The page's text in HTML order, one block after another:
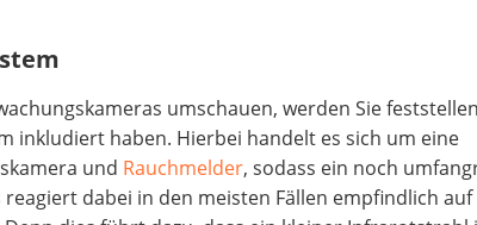
umschauen, werden Sie
inkludiert haben. Hierbei handelt es sich um eine
und Rauchmelder, sodass ein noch
dabei in den meisten Fällen empfindlich auf